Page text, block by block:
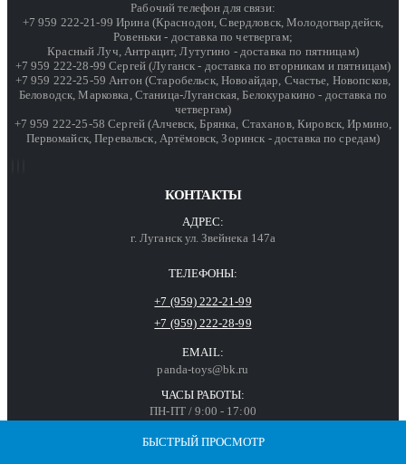
БЫСТРЫЙ ПРОСМОТР
БЫСТРЫЙ ПРОСМОТР
БЫСТРЫЙ ПРОСМОТР
БЫСТРЫЙ ПРОСМОТР
БЫСТРЫЙ ПРОСМОТР
БЫСТРЫЙ ПРОСМОТР
БЫСТРЫЙ ПРОСМОТР
БЫСТРЫЙ ПРОСМОТР
БЫСТРЫЙ ПРОСМОТР
БЫСТРЫЙ ПРОСМОТР
Рабочий телефон для связи:
+7 959 222-21-99 Ирина (Краснодон, Свердловск, Молодогвардейск,
Ровеньки - доставка по четвергам;
Красный Луч, Антрацит, Лутугино - доставка по пятницам)
+7 959 222-28-99 Сергей (Луганск - доставка по вторникам и пятницам)
+7 959 222-25-59 Антон (Старобельск, Новоайдар, Счастье, Новопсков,
Беловодск, Марковка, Станица-Луганская, Белокуракино - доставка по
четвергам)
+7 959 222-25-58 Сергей (Алчевск, Брянка, Стаханов, Кировск, Ирмино,
Первомайск, Перевальск, Артёмовск, Зоринск - доставка по средам)
КОНТАКТЫ
АДРЕС:
г. Луганск ул. Звейнека 147а
ТЕЛЕФОНЫ:
+7 (959) 222-21-99
+7 (959) 222-28-99
EMAIL:
panda-toys@bk.ru
ЧАСЫ РАБОТЫ:
ПН-ПТ / 9:00 - 17:00
ПОКУПАТЕЛЯМ